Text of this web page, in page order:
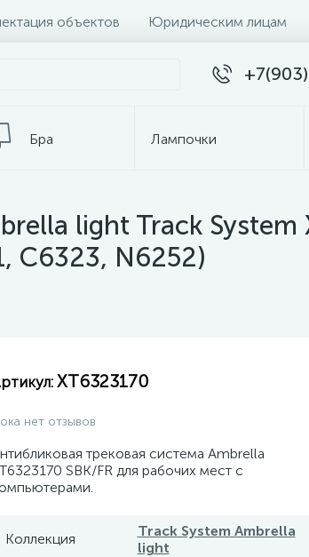
объектов Юридическим лицам
Бра Лампочки
лампы
light Track System
C6323, N6252)
XT6323170
нет отзывов
трековая система Ambrella
SBK/FR для рабочих мест с
Коллекция
Track System Ambrella
light